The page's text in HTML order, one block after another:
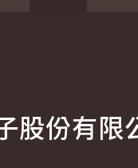
股份有限